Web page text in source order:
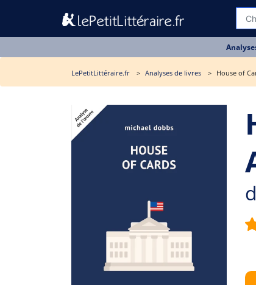
LePetitLittéraire.fr Analyses de livres House of